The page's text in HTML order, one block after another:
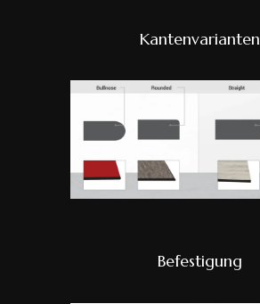
Kantenvarianten
Befestigung